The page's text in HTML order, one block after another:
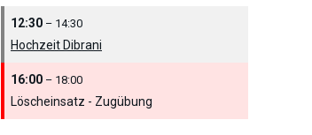
12:30 – 14:30
Hochzeit Dibrani
16:00 – 18:00
Löscheinsatz - Zugübung